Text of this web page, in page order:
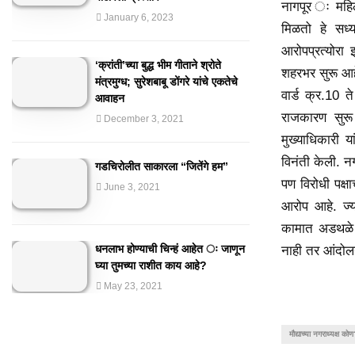
नागपूर ः
मिळतो हे
शहरभर सुरू
वार्ड क्र.10
राजकारण सुरू
मुख्याधिकारी
विनंती केली.
पण विरोधी
आरोप आहे.
कामात अडथळे
नाही तर
मौद्याच्या नगराध्यक्ष
January 6, 2023
‘क्रांती’च्या बुद्ध भीम गीताने श्रोते
मंत्रमुग्ध; सुरेशबाबू डोंगरे यांचे एकतेचे
आवाहन
December 3, 2021
गडचिरोलीत साकारला “जितेंगे हम”
June 3, 2021
धनलाभ होण्याची चिन्हं आहेत ः जाणून
घ्या तुमच्या राशीत काय आहे?
May 23, 2021